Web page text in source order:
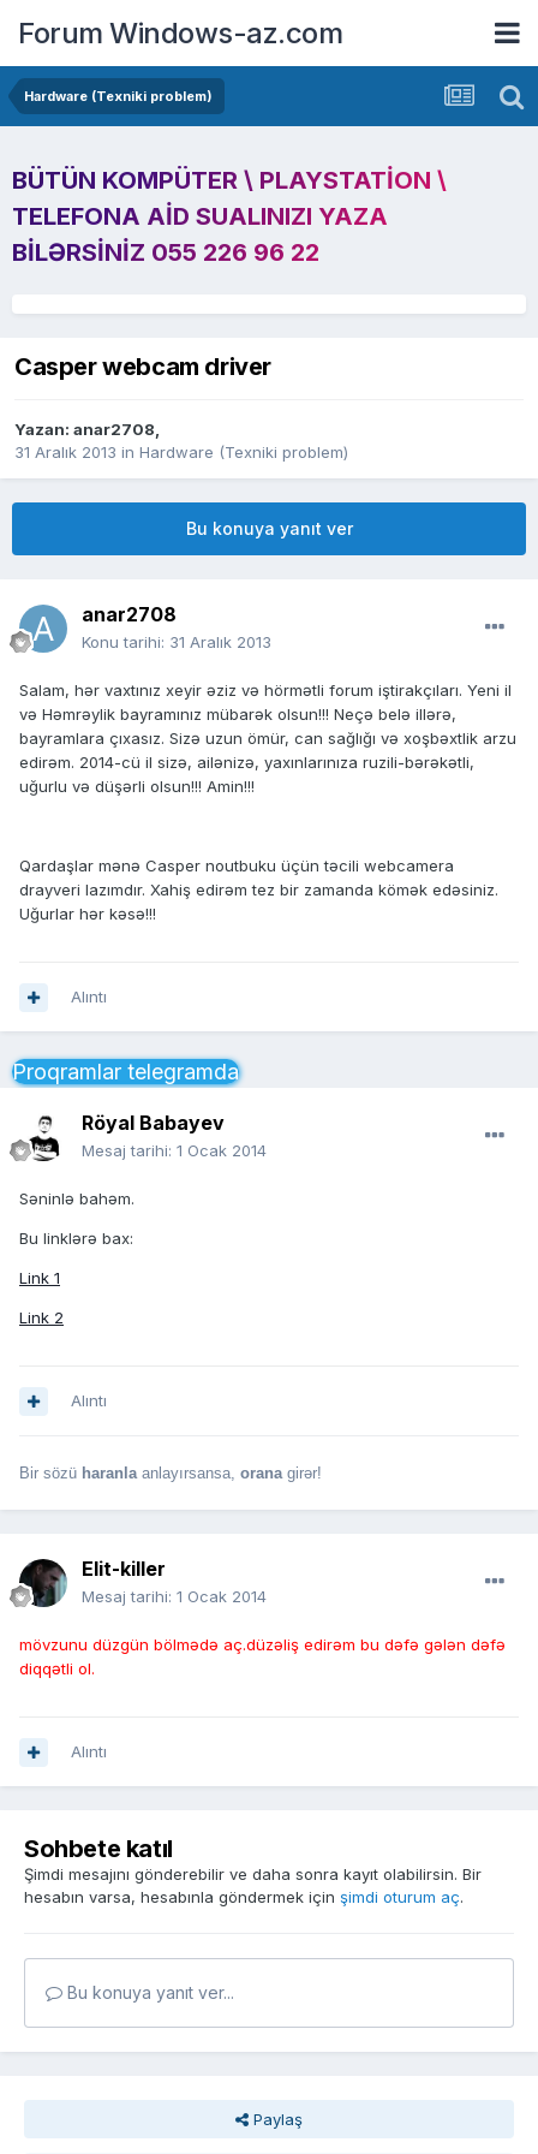
Forum Windows-az.com
Hardware (Texniki problem)
BÜTÜN KOMPÜTER \ PLAYSTATION \
TELEFONA AID SUALINIZI YAZA
BILƏRSINIZ 055 226 96 22
Casper webcam driver
Yazan: anar2708,
31 Aralık 2013 in Hardware (Texniki problem)
Bu konuya yanıt ver
anar2708
Konu tarihi: 31 Aralık 2013
Salam, hər vaxtınız xeyir əziz və hörmətli forum iştirakçıları. Yeni il
və Həmrəylik bayramınız mübarək olsun!!! Neçə belə illərə,
bayramlara çıxasız. Sizə uzun ömür, can sağlığı və xoşbəxtlik arzu
edirəm. 2014-cü il sizə, ailənizə, yaxınlarınıza ruzili-bərəkətli,
uğurlu və düşərli olsun!!! Amin!!!
Qardaşlar mənə Casper noutbuku üçün təcili webcamera
drayveri lazımdır. Xahiş edirəm tez bir zamanda kömək edəsiniz.
Uğurlar hər kəsə!!!
Alıntı
Proqramlar telegramda
Röyal Babayev
Mesaj tarihi: 1 Ocak 2014
Səninlə bahəm.
Bu linklərə bax:
Link 1
Link 2
Alıntı
Bir sözü haranla anlayırsansa, orana girər!
Elit-killer
Mesaj tarihi: 1 Ocak 2014
mövzunu düzgün bölmədə aç.düzəliş edirəm bu dəfə gələn dəfə
diqqətli ol.
Alıntı
Sohbete katıl
Şimdi mesajını gönderebilir ve daha sonra kayıt olabilirsin. Bir
hesabın varsa, hesabınla göndermek için şimdi oturum aç.
Bu konuya yanıt ver...
Paylaş